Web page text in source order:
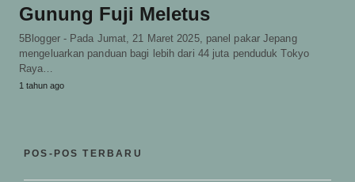
Gunung Fuji Meletus
5Blogger - Pada Jumat, 21 Maret 2025, panel pakar Jepang
mengeluarkan panduan bagi lebih dari 44 juta penduduk Tokyo
Raya…
1 tahun ago
POS-POS TERBARU